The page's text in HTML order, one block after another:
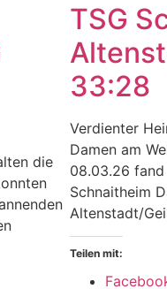
die
TSG
33:28
Verdienter
Damen am
08.03.26
Schnaitheim
Altenstadt/
Teilen mit: